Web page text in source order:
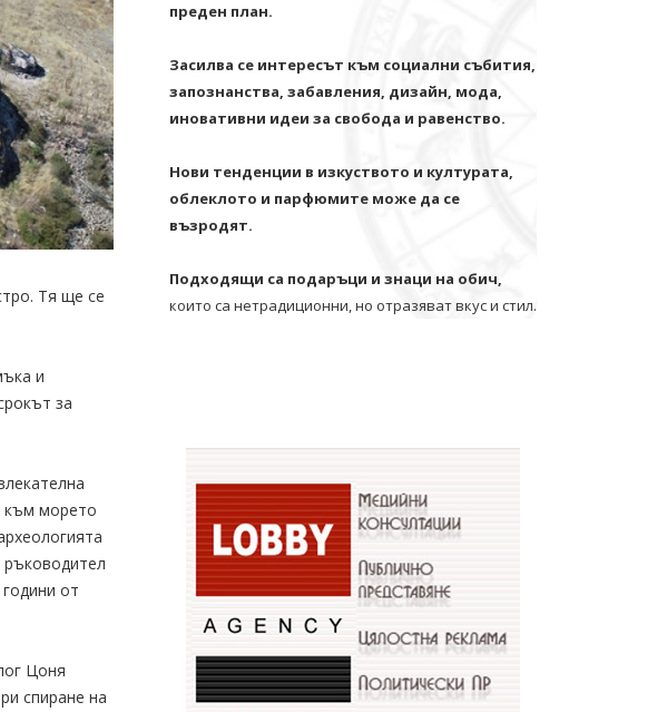
Тя ще се
и
за
към морето
от
Цоня
спиране на
преден план.
Засилва се интересът към социални събития,
запознанства, забавления, дизайн, мода,
иновативни идеи за свобода и равенство.
Нови тенденции в изкуството и културата,
облеклото и парфюмите може да се
възродят.
Подходящи са подаръци и знаци на обич,
които са нетрадиционни, но отразяват вкус и стил.